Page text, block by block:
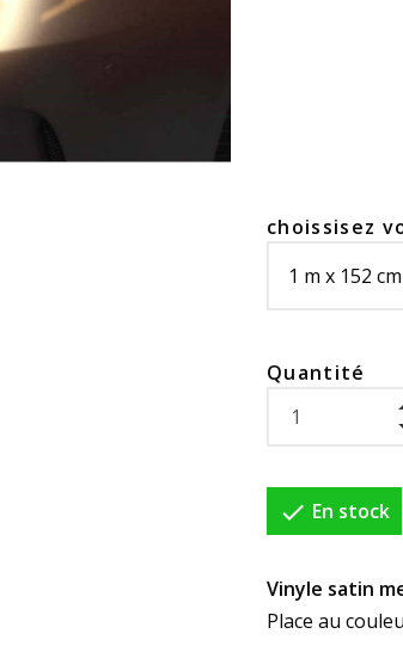
choissisez
Quantité
 En stock
Vinyle satin
Place au